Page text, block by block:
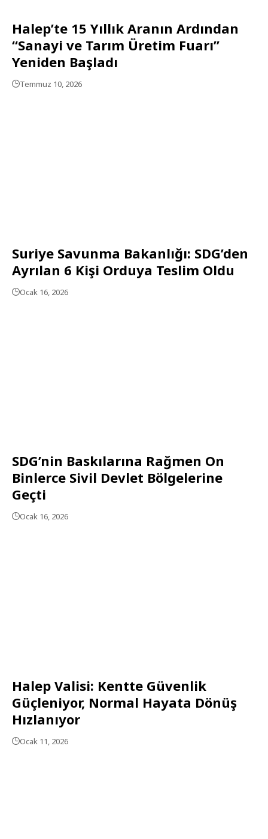
Halep’te 15 Yıllık Aranın Ardından
“Sanayi ve Tarım Üretim Fuarı”
Yeniden Başladı
Temmuz 10, 2026
Suriye Savunma Bakanlığı: SDG’den
Ayrılan 6 Kişi Orduya Teslim Oldu
Ocak 16, 2026
SDG’nin Baskılarına Rağmen On
Binlerce Sivil Devlet Bölgelerine
Geçti
Ocak 16, 2026
Halep Valisi: Kentte Güvenlik
Güçleniyor, Normal Hayata Dönüş
Hızlanıyor
Ocak 11, 2026